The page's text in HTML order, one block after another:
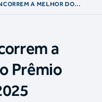
A MELHOR DO
a
Prêmio